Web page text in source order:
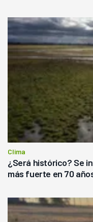
Clima
¿Será histórico? Se
más fuerte en 70